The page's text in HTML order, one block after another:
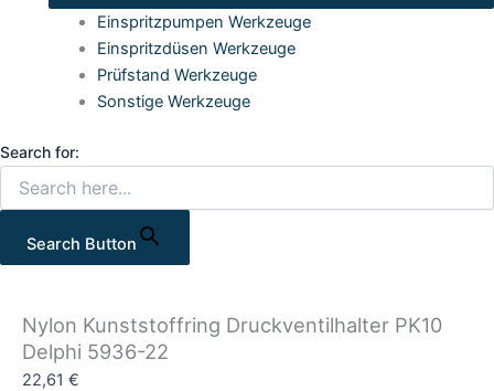
Einspritzpumpen Werkzeuge
Einspritzdüsen Werkzeuge
Prüfstand Werkzeuge
Sonstige Werkzeuge
Search for:
Search Button
Nylon Kunststoffring Druckventilhalter PK10
Delphi 5936-22
22,61 €